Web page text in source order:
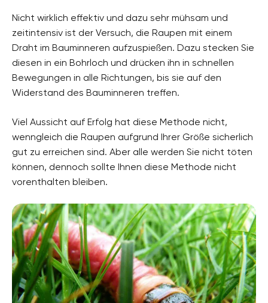
Nicht wirklich effektiv und dazu sehr mühsam und
zeitintensiv ist der Versuch, die Raupen mit einem
Draht im Bauminneren aufzuspießen. Dazu stecken Sie
diesen in ein Bohrloch und drücken ihn in schnellen
Bewegungen in alle Richtungen, bis sie auf den
Widerstand des Bauminneren treffen.
Viel Aussicht auf Erfolg hat diese Methode nicht,
wenngleich die Raupen aufgrund Ihrer Größe sicherlich
gut zu erreichen sind. Aber alle werden Sie nicht töten
können, dennoch sollte Ihnen diese Methode nicht
vorenthalten bleiben.